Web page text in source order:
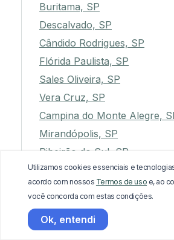
Buritama, SP
Descalvado, SP
Cândido Rodrigues, SP
Flórida Paulista, SP
Sales Oliveira, SP
Vera Cruz, SP
Campina do Monte Alegre,
Mirandópolis, SP
Ribeirão do Sul, SP
Paulicéia, SP
Piacatu, SP
Monte Castelo, SP
Capão Bonito, SP
Utilizamos cookies essenciais e
acordo com nossos Termos de uso e, ao
você concorda com estas condições.
Ok, entendi